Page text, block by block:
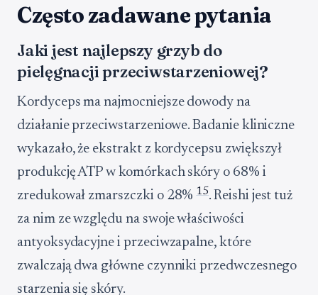
Często zadawane pytania
Jaki jest najlepszy grzyb do
pielęgnacji przeciwstarzeniowej?
Kordyceps ma najmocniejsze dowody na
działanie przeciwstarzeniowe. Badanie kliniczne
wykazało, że ekstrakt z kordycepsu zwiększył
produkcję ATP w komórkach skóry o 68% i
zredukował zmarszczki o 28%15. Reishi jest tuż
za nim ze względu na swoje właściwości
antyoksydacyjne i przeciwzapalne, które
zwalczają dwa główne czynniki przedwczesnego
starzenia się skóry.